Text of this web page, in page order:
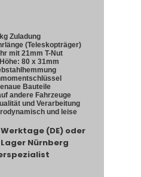
Zuladung
(Teleskopträger)
mit 21mm T-Nut
80 x 31mm
Bauteile
andere Fahrzeuge
und Verarbeitung
und leise
(DE) oder
Nürnberg